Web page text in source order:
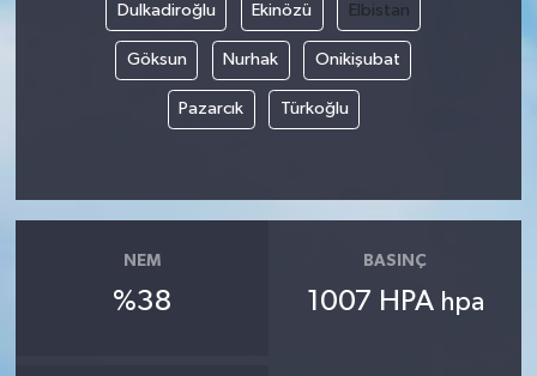
Dulkadiroğlu Ekinözü Elbistan
Göksun Nurhak Onikişubat
Pazarcık Türkoğlu
NEM
%38
BASINÇ
1007 HPA hpa